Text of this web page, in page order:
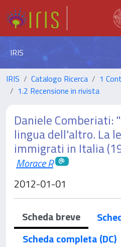
IRIS
IRIS Catalogo Ricerca
1
1.2 Recensione in rivista
Daniele Comberiati:
lingua dell'altro. La
immigrati in Italia
Morace R
2012-01-01
Scheda breve
Scheda completa (DC)